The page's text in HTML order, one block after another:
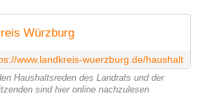
Würzburg
www.landkreis-wuerzburg.de/haushalt
Haushaltsreden des Landrats und der
sind hier online nachzulesen